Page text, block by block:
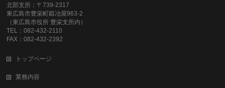
北部支所：〒739-2317
東広島市豊栄町鍛冶屋963-2
（東広島市役所 豊栄支所内）
TEL：082-432-2110
FAX：082-432-2392
トップページ
業務内容